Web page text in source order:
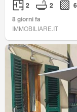
2 2
8 giorni fa
IMMOBILIARE.IT